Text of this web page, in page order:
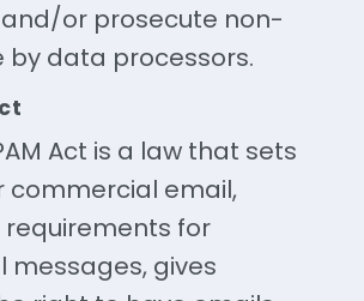
or prosecute non-
by data processors.
Act is a law that sets
commercial email,
for
messages, gives